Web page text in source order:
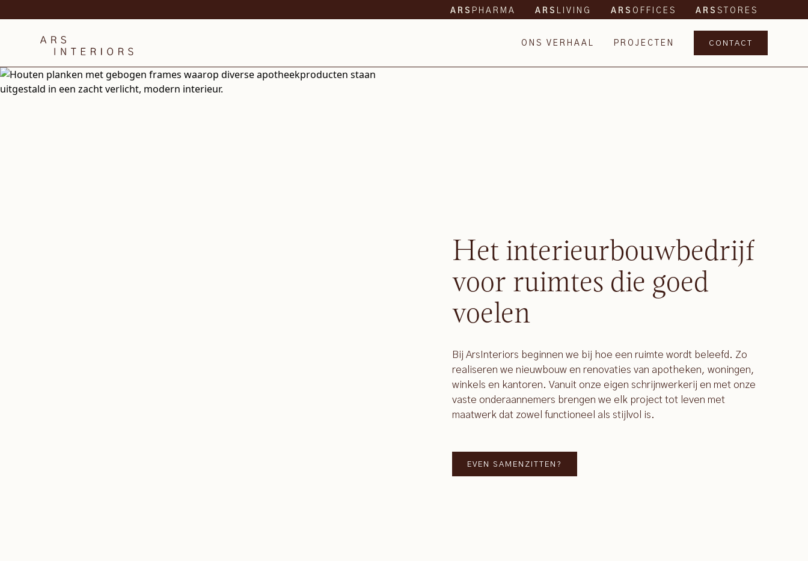
ARS PHARMA ARS LIVING ARS OFFICES ARS STORES
ONS VERHAAL PROJECTEN CONTACT
Het interieurbouwbedrijf
voor ruimtes die goed
voelen
Bij ArsInteriors beginnen we bij hoe een ruimte wordt beleefd. Zo
realiseren we nieuwbouw en renovaties van apotheken, woningen,
winkels en kantoren. Vanuit onze eigen schrijnwerkerij en met onze
vaste onderaannemers brengen we elk project tot leven met
maatwerk dat zowel functioneel als stijlvol is.
EVEN SAMENZITTEN?